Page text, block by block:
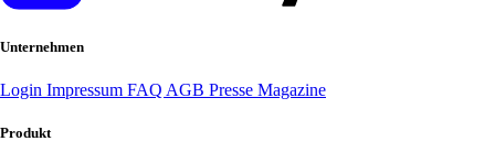
Unternehmen
Login Impressum FAQ AGB Presse Magazine
Produkt